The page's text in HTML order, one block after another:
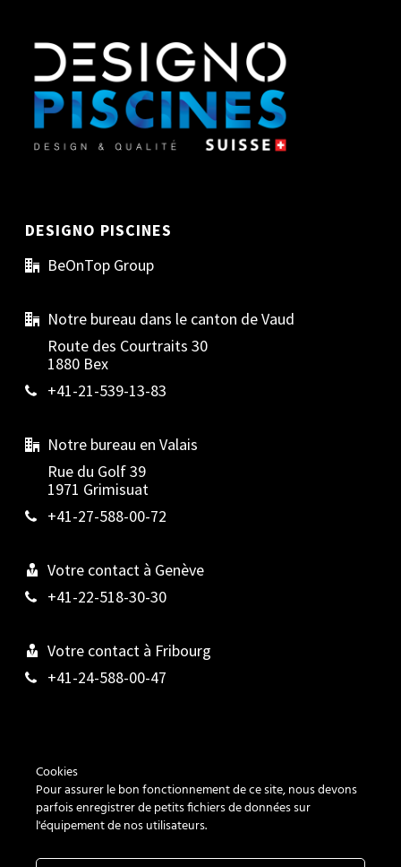
Contact
Cookies
Vie privée
DESIGNO PISCINES
BeOnTop Group
Notre bureau dans le canton de Vaud
Route des Courtraits 30
1880 Bex
+41-21-539-13-83
Notre bureau en Valais
Rue du Golf 39
1971 Grimisuat
+41-27-588-00-72
Votre contact à Genève
+41-22-518-30-30
Votre contact à Fribourg
+41-24-588-00-47
Cookies
Pour assurer le bon fonctionnement de ce site, nous devons
parfois enregistrer de petits fichiers de données sur
l'équipement de nos utilisateurs.